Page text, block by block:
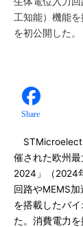
工知能）機能
を初公開した。
Share
催された欧州
2024」（2024
回路やMEMS
を搭載したバ
た。消費電力